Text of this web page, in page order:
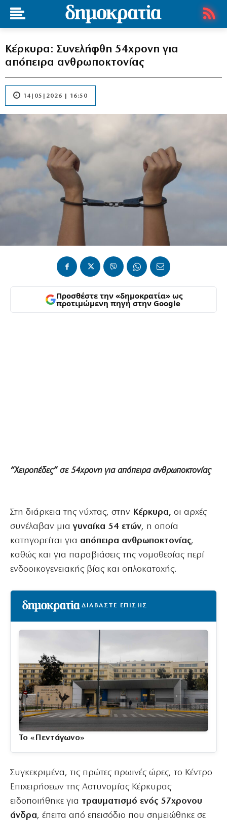
Κέρκυρα: Συνελήφθη 54χρονη για
απόπειρα ανθρωποκτονίας
14|05|2026 | 16:50
Προσθέστε την «δημοκρατία» ως
προτιμώμενη πηγή στην Google
“Χειροπέδες” σε 54χρονη για απόπειρα ανθρωποκτονίας
Στη διάρκεια της νύχτας, στην Κέρκυρα, οι αρχές
συνέλαβαν μια γυναίκα 54 ετών, η οποία
κατηγορείται για απόπειρα ανθρωποκτονίας,
καθώς και για παραβιάσεις της νομοθεσίας περί
ενδοοικογενειακής βίας και οπλοκατοχής.
ΔΙΑΒΑΣΤΕ ΕΠΙΣΗΣ
Το «Πεντάγωνο»
Συγκεκριμένα, τις πρώτες πρωινές ώρες, το Κέντρο
Επιχειρήσεων της Αστυνομίας Κέρκυρας
ειδοποιήθηκε για τραυματισμό ενός 57χρονου
άνδρα, έπειτα από επεισόδιο που σημειώθηκε σε